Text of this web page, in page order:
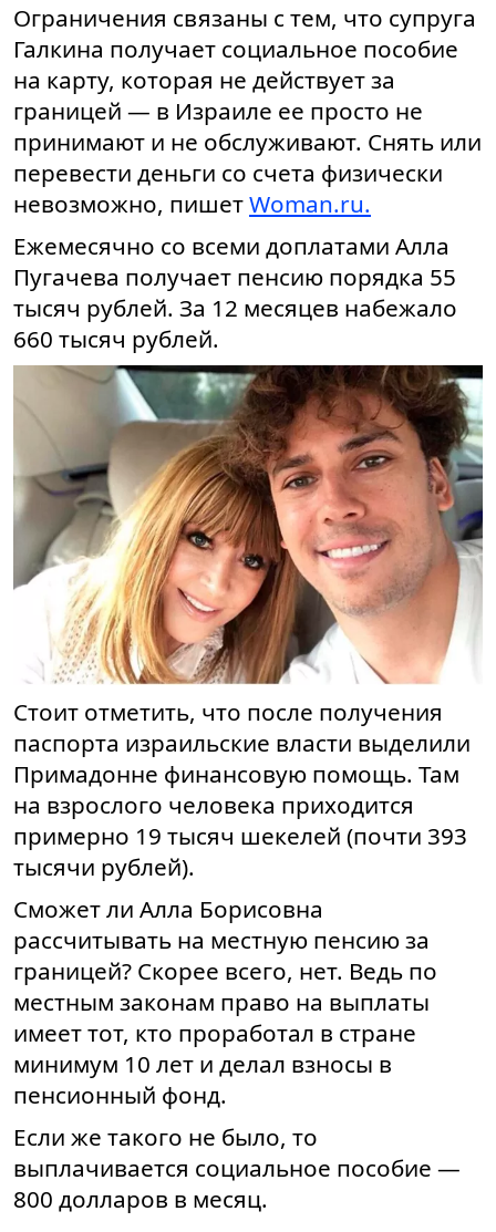
Ограничения связаны с тем, что супруга
Галкина получает социальное пособие
на карту, которая не действует за
границей — в Израиле ее просто не
принимают и не обслуживают. Снять или
перевести деньги со счета физически
невозможно, пишетWoman.ru.
Ежемесячно со всеми доплатами Алла
Пугачева получает пенсию порядка 55
тысяч рублей. За 12 месяцев набежало
660 тысяч рублей.
Стоит отметить, что после получения
паспорта израильские власти выделили
Примадонне финансовую помощь. Там
на взрослого человека приходится
примерно 19 тысяч шекелей (почти 393
тысячи рублей).
Сможет ли Алла Борисовна
рассчитывать на местную пенсию за
границей? Скорее всего, нет. Ведь по
местным законам право на выплаты
имеет тот, кто проработал в стране
минимум 10 лет и делал взносы в
пенсионный фонд.
Если же такого не было, то
выплачивается социальное пособие —
800 долларов в месяц.